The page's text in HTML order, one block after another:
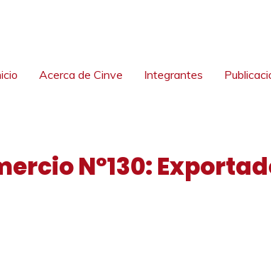
Acerca de Cinve Integrantes
Nº130: